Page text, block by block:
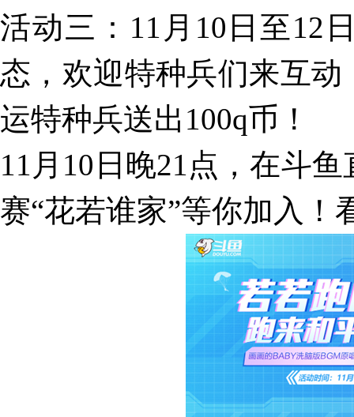
活动三：11月10日至12
态，欢迎特种兵们来互
运特种兵送出100q币！
11月10日晚21点，在斗
赛“花若谁家”等你加入！